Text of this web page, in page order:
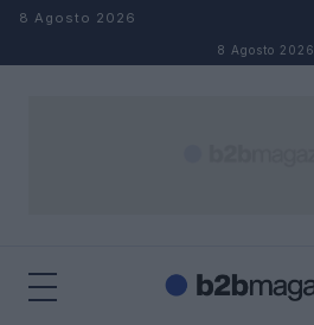
Salta al contenuto
8 Agosto 2026
8 Agosto 2026